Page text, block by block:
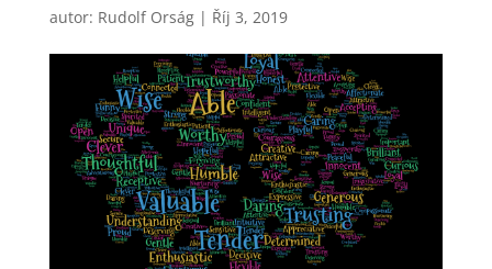
autor: Rudolf Orság| Říj 3, 2019